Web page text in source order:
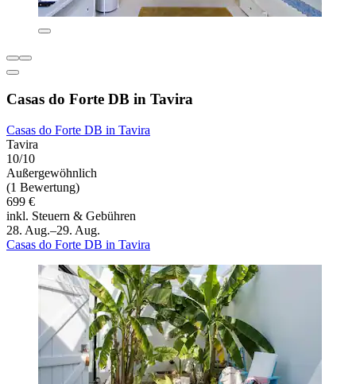
Casas do Forte DB in Tavira
Casas do Forte DB in Tavira
Tavira
10/10
Außergewöhnlich
(1 Bewertung)
699 €
inkl. Steuern & Gebühren
28. Aug.–29. Aug.
Casas do Forte DB in Tavira